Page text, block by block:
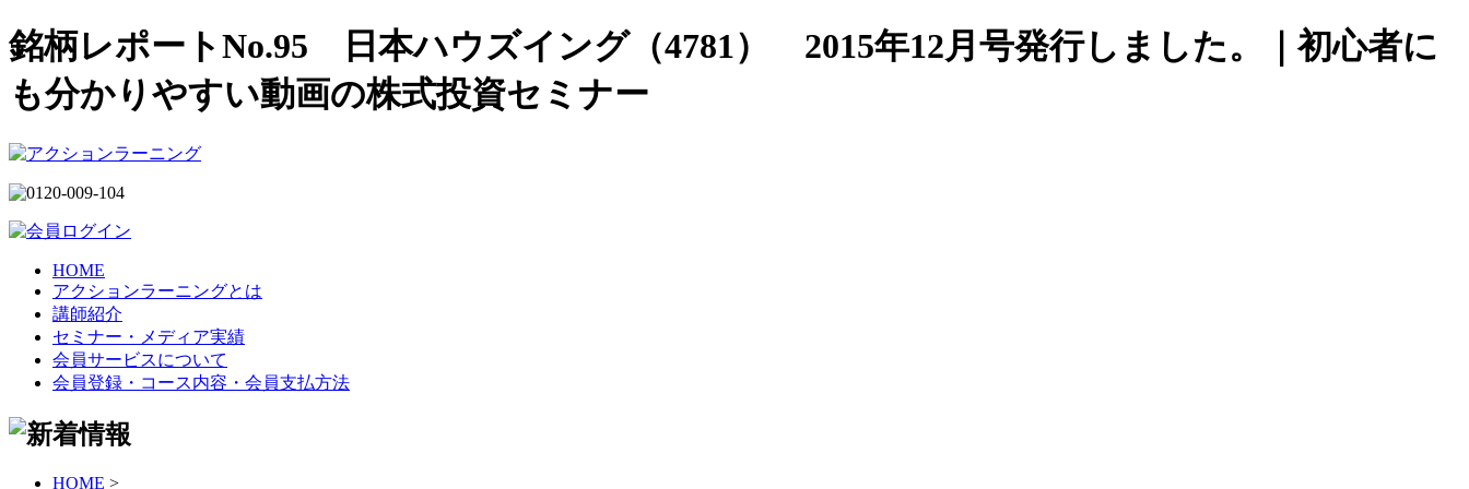
銘柄レポートNo.95 日本ハウズイング（4781） 2015年12月号発行しました。｜初心者に
も分かりやすい動画の株式投資セミナー
HOME
アクションラーニングとは
講師紹介
セミナー・メディア実績
会員サービスについて
会員登録・コース内容・会員支払方法
HOME >